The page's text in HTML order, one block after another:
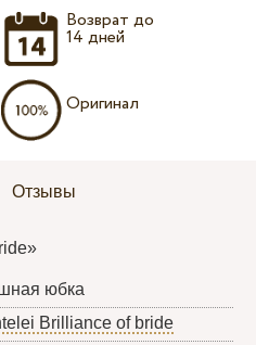
Возврат до
14 дней
Оригинал
Отзывы
юбка
Brilliance of bride